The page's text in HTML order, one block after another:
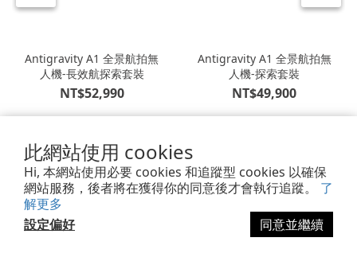
此網站使用 cookies
Hi, 本網站使用必要 cookies 和追蹤型 cookies 以確保
網站服務，後者將在獲得你的同意後才會執行追蹤。 了
解更多
設定偏好
同意並繼續
Antigravity A1 全景航拍無
人機-長效航探索套裝
NT$52,990
Antigravity A1 全景航拍無
人機-探索套裝
NT$49,900